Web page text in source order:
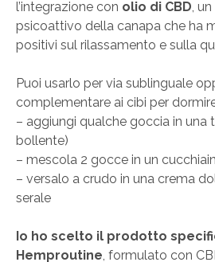
l’integrazione con olio di CBD ,
psicoattivo della canapa che ha
positivi sul rilassamento e sulla
Puoi usarlo per via sublinguale
complementare ai cibi per
– aggiungi qualche goccia in una
bollente)
– mescola 2 gocce in un
– versalo a crudo in una crema
serale
Io ho scelto il prodotto
Hemproutine , formulato con